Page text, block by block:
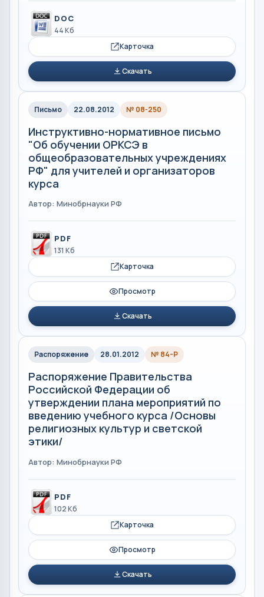
DOC
44 Кб
Карточка
Скачать
Письмо 22.08.2012 № 08-250
Инструктивно-нормативное письмо
"Об обучении ОРКСЭ в
общеобразовательных учреждениях
РФ" для учителей и организаторов
курса
Автор: Минобрнауки РФ
PDF
131 Кб
Карточка
Просмотр
Скачать
Распоряжение 28.01.2012 № 84-Р
Распоряжение Правительства
Российской Федерации об
утверждении плана мероприятий по
введению учебного курса /Основы
религиозных культур и светской
этики/
Автор: Минобрнауки РФ
PDF
102 Кб
Карточка
Просмотр
Скачать